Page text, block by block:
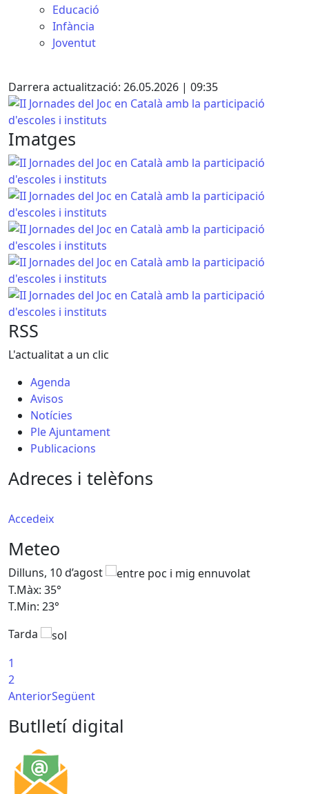
Educació
Infància
Joventut
Darrera actualització: 26.05.2026 | 09:35
II Jornades del Joc en Català amb la participació
Imatges
II Jornades del Joc en Català amb la participació
II Jornades del Joc en Català amb la participació
II Jornades del Joc en Català amb la participació
II Jornades del Joc en Català amb la participació
II Jornades del Joc en Català amb la participació
RSS
L'actualitat a un clic
Agenda
Avisos
Notícies
Ple Ajuntament
Publicacions
Adreces i telèfons
Accedeix
Meteo
Dilluns, 10 d’agost
T.Màx: 35°
T.Min: 23°
Tarda
1
2
AnteriorSegüent
Butlletí digital